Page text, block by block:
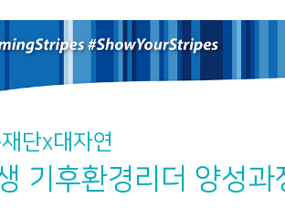
단x대자연
기후환경리더 양성과